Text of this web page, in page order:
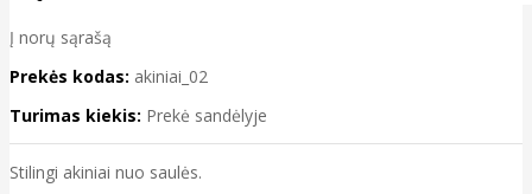
Į norų sąrašą
Prekės kodas: akiniai_02
Turimas kiekis: Prekė sandėlyje
Stilingi akiniai nuo saulės.